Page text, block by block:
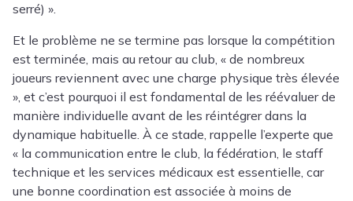
serré) ».
Et le problème ne se termine pas lorsque la compétition
est terminée, mais au retour au club, « de nombreux
joueurs reviennent avec une charge physique très élevée
», et c’est pourquoi il est fondamental de les réévaluer de
manière individuelle avant de les réintégrer dans la
dynamique habituelle. À ce stade, rappelle l’experte que
« la communication entre le club, la fédération, le staff
technique et les services médicaux est essentielle, car
une bonne coordination est associée à moins de